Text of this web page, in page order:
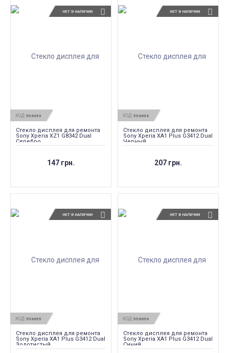
НЕТ В НАЛИЧИИ
КОД: 556693
Стекло дисплея для ремонта
Sony Xperia XZ1 G8342 Dual
Серебро
147 грн.
НЕТ В НАЛИЧИИ
КОД: 556694
Стекло дисплея для ремонта
Sony Xperia XA1 Plus G3412 Dual
Черный
207 грн.
НЕТ В НАЛИЧИИ
КОД: 556695
Стекло дисплея для ремонта
Sony Xperia XA1 Plus G3412 Dual
Золотистый
НЕТ В НАЛИЧИИ
КОД: 556696
Стекло дисплея для ремонта
Sony Xperia XA1 Plus G3412 Dual
Синий